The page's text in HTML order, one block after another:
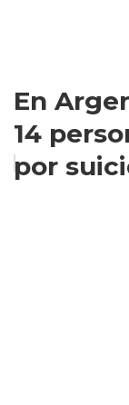
En
14
por